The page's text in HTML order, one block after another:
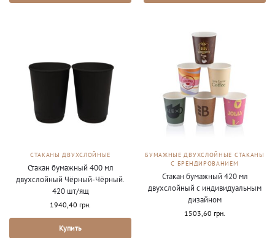
СТАКАНЫ ДВУХСЛОЙНЫЕ
Стакан бумажный 400 мл
двухслойный Чёрный-Чёрный.
420 шт/ящ
1940,40 грн.
Купить
БУМАЖНЫЕ ДВУХСЛОЙНЫЕ СТАКАНЫ
С БРЕНДИРОВАНИЕМ
Стакан бумажный 420 мл
двухслойный с индивидуальным
дизайном
1503,60 грн.